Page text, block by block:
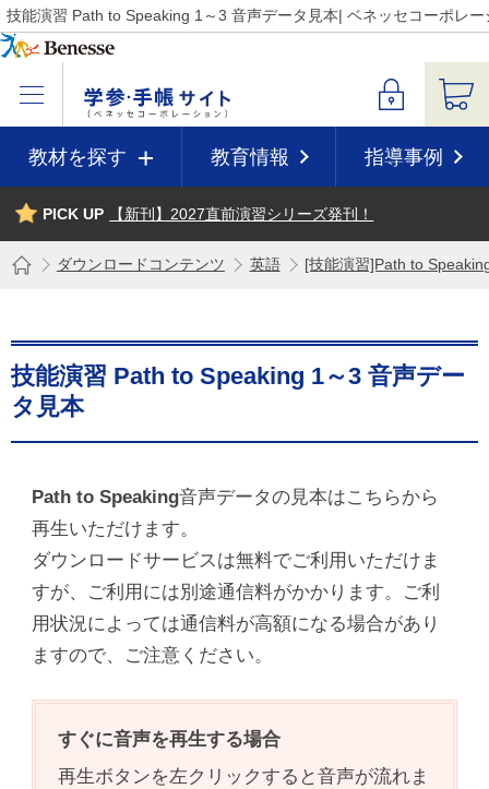
技能演習 Path to Speaking 1～3 音声データ見本| ベネッセコーポレ
教材を探す 教育情報 指導事例
PICK UP 【新刊】2027直前演習シリーズ発刊！
ダウンロードコンテンツ 英語 [技能演習]Path to
技能演習 Path to Speaking 1～3 音声デー
タ見本
Path to Speaking音声データの見本はこちらから
再生いただけます。
ダウンロードサービスは無料でご利用いただけま
すが、ご利用には別途通信料がかかります。ご利
用状況によっては通信料が高額になる場合があり
ますので、ご注意ください。
すぐに音声を再生する場合
再生ボタンを左クリックすると音声が流れま